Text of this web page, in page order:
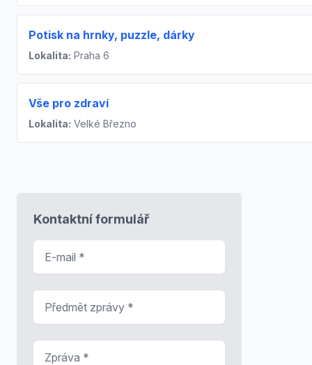
Potisk na hrnky, puzzle, dárky
Lokalita: Praha 6
Vše pro zdraví
Lokalita: Velké Březno
Kontaktní formulář